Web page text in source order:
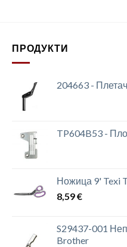
ПРОДУКТИ
204663 -
TP604B53 -
Ножица 9' Texi
8,59€
S29437-001
Brother